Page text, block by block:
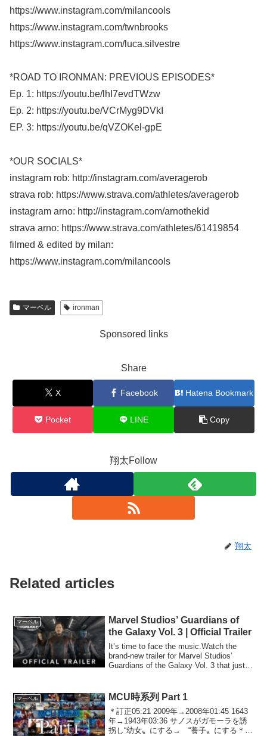
https://www.instagram.com/milancools
https://www.instagram.com/twnbrooks
https://www.instagram.com/luca.silvestre
*ROAD TO IRONMAN: PREVIOUS EPISODES*
Ep. 1: https://youtu.be/lhI7evdTWzw
Ep. 2: https://youtu.be/VCrMyg9DVkI
EP. 3: https://youtu.be/qVZOKel-gpE
*OUR SOCIALS*
instagram rob: http://instagram.com/averagerob
strava rob: https://www.strava.com/athletes/averagerob
instagram arno: http://instagram.com/arnothekid
strava arno: https://www.strava.com/athletes/61419854
filmed & edited by milan:
https://www.instagram.com/milancools
マーベル ironman
Sponsored links
Share
X Facebook Hatena Bookmark
Pocket LINE Copy
翔太Follow
翔太
Related articles
マーベル
Marvel Studios’ Guardians of
the Galaxy Vol. 3 | Official Trailer
It’s time to face the music.Watch the
brand-new trailer for Marvel Studios’
Guardians of the Galaxy Vol. 3 that just
マーベル MCU時系列 Part 1
＊訂正05:21 2009年→2008年01:45 1643
年→1943年03:36 サノスがガモーラを誘
拐し“幼女〟にする→ “養子〟にする＊